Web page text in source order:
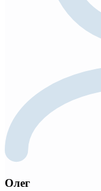
Олег